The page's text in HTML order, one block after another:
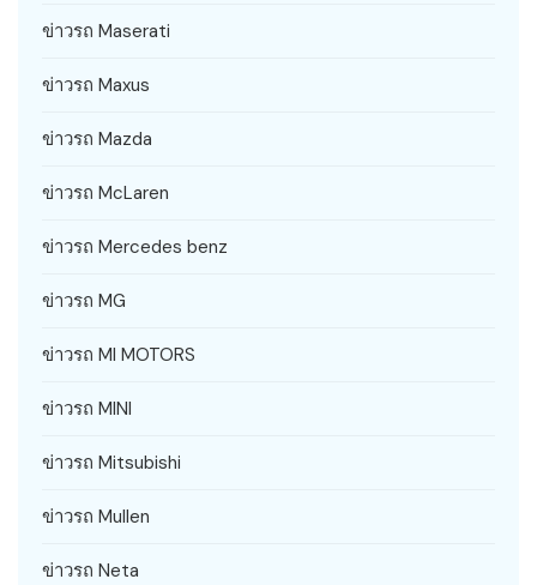
ข่าวรถ Maserati
ข่าวรถ Maxus
ข่าวรถ Mazda
ข่าวรถ McLaren
ข่าวรถ Mercedes benz
ข่าวรถ MG
ข่าวรถ MI MOTORS
ข่าวรถ MINI
ข่าวรถ Mitsubishi
ข่าวรถ Mullen
ข่าวรถ Neta